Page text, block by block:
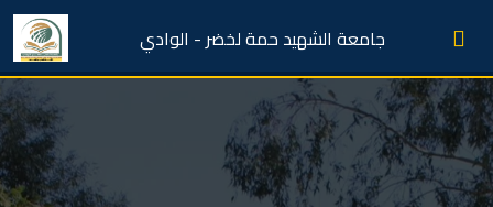
جامعة الشهيد حمة لخضر - الوادي